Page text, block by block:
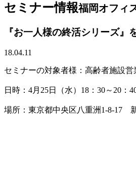
セミナー情報福岡オフィ
『お一人様の終活シリーズ』
18.04.11
セミナーの対象者様：高齢者施設
日時：4月25日（水）18：30～20：
場所：東京都中央区八重洲1-8-17